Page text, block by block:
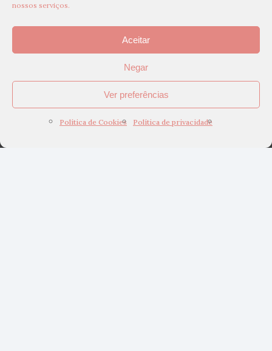
nossos serviços.
Aceitar
Negar
Ver preferências
Política de Cookies Política de privacidade